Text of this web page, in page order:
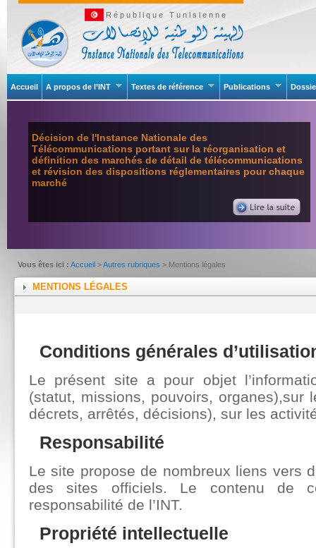
République Tunisienne
Accueil A propos de l’INT Textes de référence Publications
Décision de l'Instance Nationale des
Télécommunications portant sur la réorganisation et
définition des marchés de détail de télécommunications
et révision des dispositions réglementaires pour chaque
marché
Vous êtes ici : Accueil >Autres rubriques > Mentions légales
MENTIONS LÉGALES
Conditions générales
Le présent site a pour objet
(statut, missions, pouvoirs, organes),sur
décrets, arrêtés, décisions), sur les
Responsabilité
Le site propose de nombreux liens vers
des sites officiels. Le contenu de
responsabilité de l’INT.
Propriété intellectuelle